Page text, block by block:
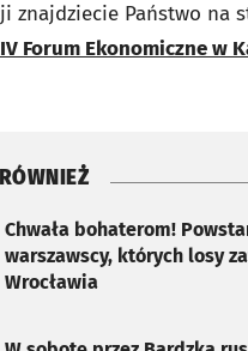
znajdziecie Państwo na
Forum Ekonomiczne w
Chwała bohaterom!
warszawscy, których losy
Wrocławia
karcie